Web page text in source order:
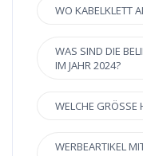
WO KABELKLETT
WAS SIND DIE
IM JAHR 2024?
WELCHE GRÖSSE
WERBEARTIKEL